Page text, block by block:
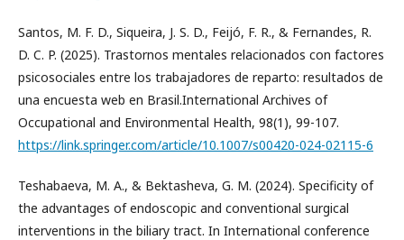
Santos, M. F. D., Siqueira, J. S. D., Feijó, F. R., & Fernandes, R.
D. C. P. (2025). Trastornos mentales relacionados con factores
psicosociales entre los trabajadores de reparto: resultados de
una encuesta web en Brasil.International Archives of
Occupational and Environmental Health, 98(1), 99-107.
https://link.springer.com/article/10.1007/s00420-024-02115-6
Teshabaeva, M. A., & Bektasheva, G. M. (2024). Specificity of
the advantages of endoscopic and conventional surgical
interventions in the biliary tract. In International conference